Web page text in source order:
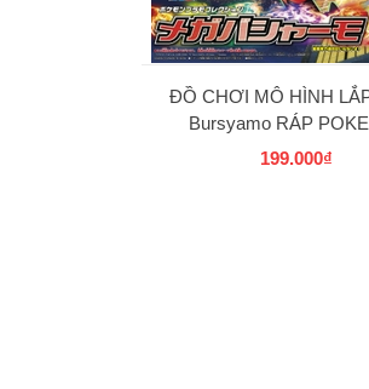
ĐỒ CHƠI MÔ HÌNH
Bursyamo RÁP
COLLECTION 37 SELECT
199.000₫